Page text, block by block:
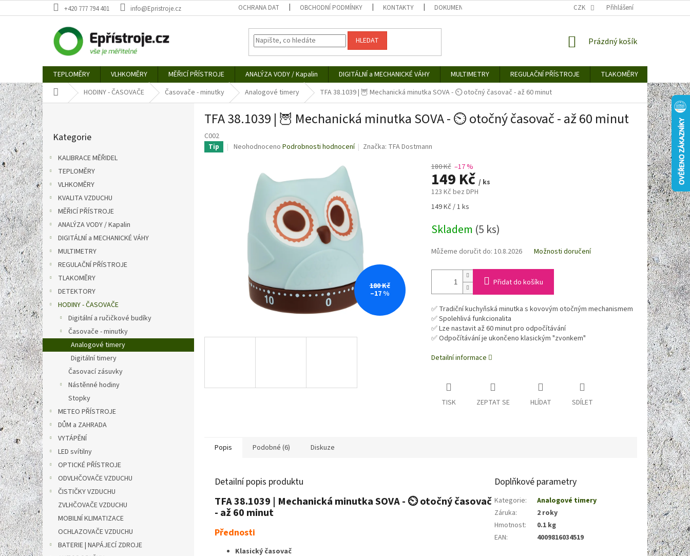
na
+420 777 794 401 info@Epristroje.cz OCHRANA DAT OBCHODNÍ PODMÍNKY KONTAKTY DOKUMENTY KE STAŽENÍ CENY ZA DOPRAVU / ZPŮSOBY DORUČENÍ
CZK Přihlášení
HLEDAT
NÁKUPNÍ
Prázdný košík
TEPLOMĚRY VLHKOMĚRY MĚŘICÍ PŘÍSTROJE ANALÝZA VODY / Kapalin DIGITÁLNÍ a MECHANICKÉ VÁHY MULTIMETRY REGULAČNÍ PŘÍSTROJE TLAKOMĚRY
Domů HODINY - ČASOVAČE Časovače - minutky Analogové timery TFA 38.1039 | 🦉 Mechanická minutka SOVA - ⏲️ otočný časovač - až 60 minut
P
o
s
t
r
a
n
n
í
p
a
n
e
l
kategorie
Kategorie
KALIBRACE MĚŘIDEL
TEPLOMĚRY
VLHKOMĚRY
KVALITA VZDUCHU
MĚŘICÍ PŘÍSTROJE
ANALÝZA VODY / Kapalin
DIGITÁLNÍ a MECHANICKÉ VÁHY
MULTIMETRY
REGULAČNÍ PŘÍSTROJE
TLAKOMĚRY
DETEKTORY
HODINY - ČASOVAČE
Digitální a ručičkové budíky
Časovače - minutky
Analogové timery
Digitální timery
Časovací zásuvky
Nástěnné hodiny
Stopky
METEO PŘÍSTROJE
DŮM a ZAHRADA
VYTÁPĚNÍ
LED svítilny
OPTICKÉ PŘÍSTROJE
ODVLHČOVAČE VZDUCHU
ČISTIČKY VZDUCHU
ZVLHČOVAČE VZDUCHU
MOBILNÍ KLIMATIZACE
OCHLAZOVAČE VZDUCHU
BATERIE | NAPÁJECÍ ZDROJE
TFA 38.1039 | 🦉 Mechanická minutka SOVA - ⏲️ otočný časovač - až 60 minut
C002
Tip
Průměrné
hvězdiček.
Neohodnoceno Podrobnosti hodnocení Značka: TFA Dostmann
180 Kč
–17 %
180 Kč –17 %
149 Kč / ks
123 Kč bez DPH
Měrná
149 Kč / 1 ks
Skladem (5 ks)
Můžeme doručit do: 10.8.2026 Možnosti doručení
Přidat do košíku
✅ Tradiční kuchyňská minutka s kovovým otočným mechanismem
✅ Spolehlivá funkcionalita
✅ Lze nastavit až 60 minut pro odpočítávání
✅ Odpočítávání je ukončeno klasickým "zvonkem"
Detailní informace
TISK ZEPTAT SE HLÍDAT SDÍLET
Popis Podobné (6) Diskuze
Detailní popis produktu
TFA 38.1039 | Mechanická minutka SOVA - ⏲️ otočný časovač
- až 60 minut
Přednosti
Klasický časovač
Doplňkové parametry
Kategorie:
Analogové timery
Záruka:
2 roky
Hmotnost:
0.1 kg
EAN: 4009816034519